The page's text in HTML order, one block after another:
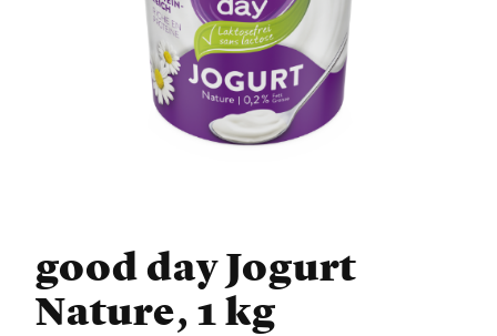
good day Jogurt
Nature, 1 kg